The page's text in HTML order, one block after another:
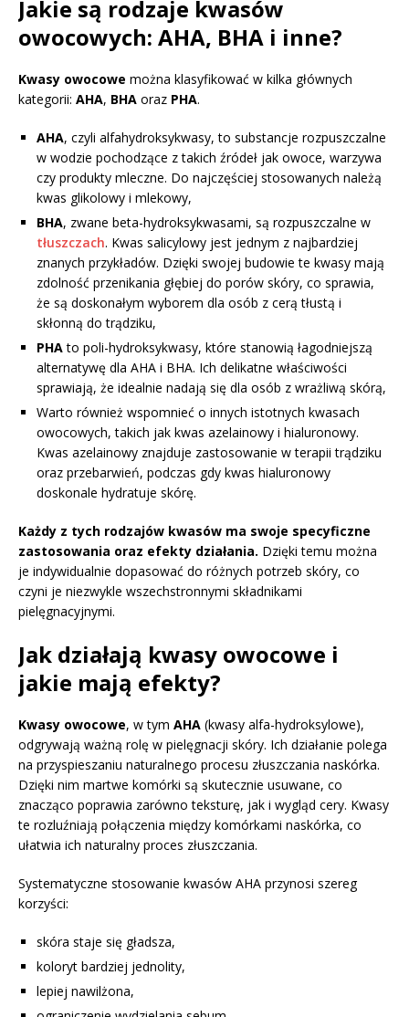
Jakie są rodzaje kwasów
owocowych: AHA, BHA i inne?
Kwasy owocowe można klasyfikować w kilka głównych
kategorii: AHA, BHA oraz PHA.
AHA, czyli alfahydroksykwasy, to substancje rozpuszczalne
w wodzie pochodzące z takich źródeł jak owoce, warzywa
czy produkty mleczne. Do najczęściej stosowanych należą
kwas glikolowy i mlekowy,
BHA, zwane beta-hydroksykwasami, są rozpuszczalne w
tłuszczach. Kwas salicylowy jest jednym z najbardziej
znanych przykładów. Dzięki swojej budowie te kwasy mają
zdolność przenikania głębiej do porów skóry, co sprawia,
że są doskonałym wyborem dla osób z cerą tłustą i
skłonną do trądziku,
PHAto poli-hydroksykwasy, które stanowią łagodniejszą
alternatywę dla AHA i BHA. Ich delikatne właściwości
sprawiają, że idealnie nadają się dla osób z wrażliwą skórą,
Warto również wspomnieć o innych istotnych kwasach
owocowych, takich jak kwas azelainowy i hialuronowy.
Kwas azelainowy znajduje zastosowanie w terapii trądziku
oraz przebarwień, podczas gdy kwas hialuronowy
doskonale hydratuje skórę.
Każdy z tych rodzajów kwasów ma swoje specyficzne
zastosowania oraz efekty działania. Dzięki temu można
je indywidualnie dopasować do różnych potrzeb skóry, co
czyni je niezwykle wszechstronnymi składnikami
pielęgnacyjnymi.
Jak działają kwasy owocowe i
jakie mają efekty?
Kwasy owocowe, w tym AHA (kwasy alfa-hydroksylowe),
odgrywają ważną rolę w pielęgnacji skóry. Ich działanie polega
na przyspieszaniu naturalnego procesu złuszczania naskórka.
Dzięki nim martwe komórki są skutecznie usuwane, co
znacząco poprawia zarówno teksturę, jak i wygląd cery. Kwasy
te rozluźniają połączenia między komórkami naskórka, co
ułatwia ich naturalny proces złuszczania.
Systematyczne stosowanie kwasów AHA przynosi szereg
korzyści:
skóra staje się gładsza,
koloryt bardziej jednolity,
lepiej nawilżona,